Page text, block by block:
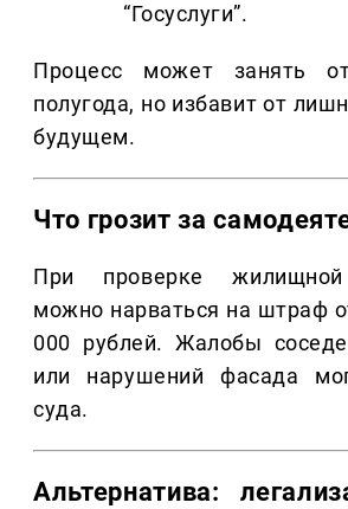
“Госуслуги”.
Процесс может занять
полугода, но избавит от
будущем.
Что грозит за
При проверке жилищной
можно нарваться на штраф
000 рублей. Жалобы
или нарушений фасада
суда.
Альтернатива: